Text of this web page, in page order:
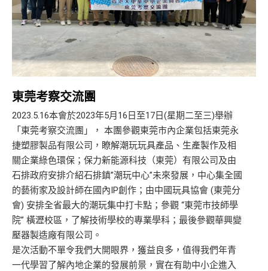
東莞考察交流團
2023.5.16本會於2023年5月16日至17日(星期二至三)舉辦
「東莞考察交流團」， 本團參觀東莞市內企業包括東莞永
捷塑膠製品有限公司，瞭解潮玩玩具產品、生產製作及相
關企業綠色環保；保力新能源科技（東莞）有限公司及由
石排政府安排介紹石排鎮”潮玩中心”未來發展，中心集全國
的藝術家及設計師在國內IP創作；由中國玩具協會 (東莞分
會) 安排全省最大的潮玩集中打卡點；參觀 “東莞市技師學
院” 橫瀝校區，了解技術學校的專業學科；最後參觀華興變
壓器製造廠有限公司。
是次活動不單令我們大開眼界，獲益良多，值得我們年青
一代學習了解內地企業的發展前景，實在有助中小企進入